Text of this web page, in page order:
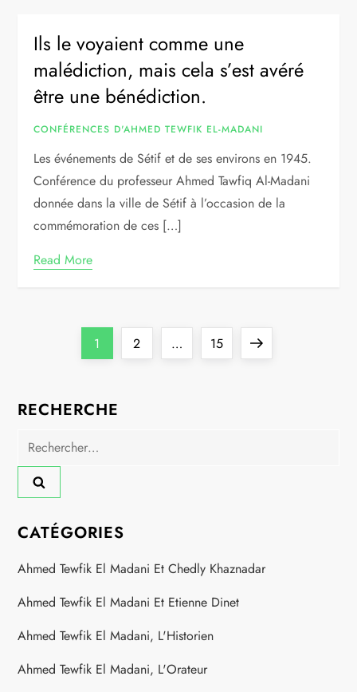
Ils le voyaient comme une
malédiction, mais cela s’est avéré
être une bénédiction.
CONFÉRENCES D'AHMED TEWFIK EL-MADANI
Les événements de Sétif et de ses environs en 1945.
Conférence du professeur Ahmed Tawfiq Al-Madani
donnée dans la ville de Sétif à l’occasion de la
commémoration de ces […]
Read More
g
i
n
a
t
i
o
n
Page
1 Page
2 … Page
15
Next
RECHERCHE
Rechercher :
CATÉGORIES
Ahmed Tewfik El Madani Et Chedly Khaznadar
Ahmed Tewfik El Madani Et Etienne Dinet
Ahmed Tewfik El Madani, L'Historien
Ahmed Tewfik El Madani, L'Orateur